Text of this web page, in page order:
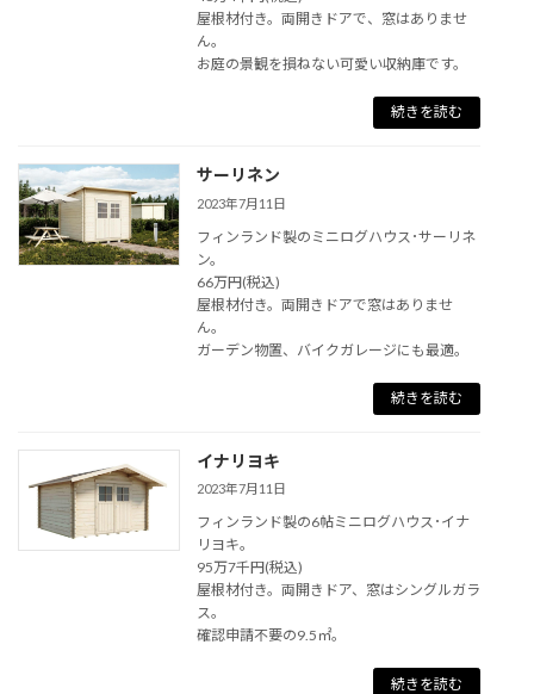
屋根材付き。両開きドアで、窓はありませ
ん。
お庭の景観を損ねない可愛い収納庫です。
続きを読む
サーリネン
2023年7月11日
フィンランド製のミニログハウス･サーリネ
ン。
66万円(税込)
屋根材付き。両開きドアで窓はありませ
ん。
ガーデン物置、バイクガレージにも最適。
続きを読む
イナリヨキ
2023年7月11日
フィンランド製の6帖ミニログハウス･イナ
リヨキ。
95万7千円(税込)
屋根材付き。両開きドア、窓はシングルガラ
ス。
確認申請不要の9.5㎡。
続きを読む